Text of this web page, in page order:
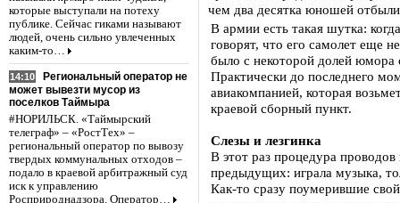
которые выступали на потеху
публике. Сейчас гиками называют
людей, очень сильно увлеченных
каким-то…
14:10
Региональный оператор не
может вывезти мусор из
поселков Таймыра
#НОРИЛЬСК. «Таймырский
телеграф» – «РостТех» –
региональный оператор по вывозу
твердых коммунальных отходов –
подало в краевой арбитражный суд
иск к управлению
Росприроднадзора. Оператор…
чем два десятка юношей
В армии есть такая шутка:
говорят, что его самолет еще
было с некоторой долей юмора
Практически до последнего
авиакомпанией, которая
краевой сборный пункт.
Слезы и лезгинка
В этот раз процедура
предыдущих: играла музыка,
Как-то сразу поумерившие